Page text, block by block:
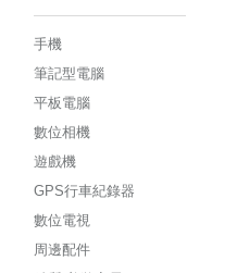
手機
筆記型電腦
平板電腦
數位相機
遊戲機
GPS行車紀錄器
數位電視
周邊配件